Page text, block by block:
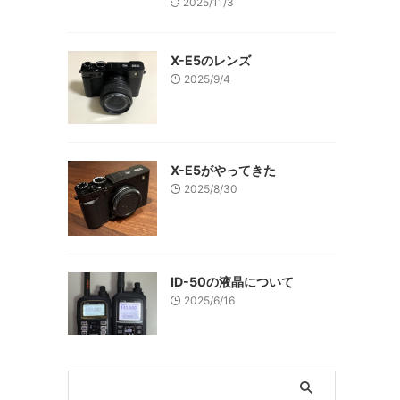
X-E5のレンズ
2025/9/4
X-E5がやってきた
2025/8/30
ID-50の液晶について
2025/6/16